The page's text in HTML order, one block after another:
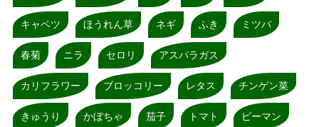
キャベツ ほうれん草 ネギ ふき ミツバ
春菊 ニラ セロリ アスパラガス
カリフラワー ブロッコリー レタス チンゲン菜
きゅうり かぼちゃ 茄子 トマト ピーマン